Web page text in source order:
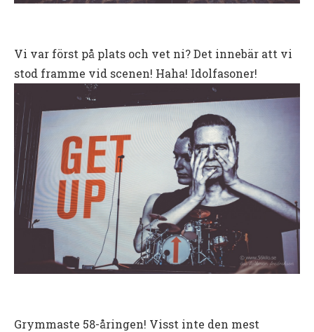
Vi var först på plats och vet ni? Det innebär att vi
stod framme vid scenen! Haha! Idolfasoner!
Grymmaste 58-åringen! Visst inte den mest